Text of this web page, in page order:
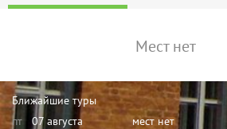
Мест нет
Ближайшие туры
пт
07 августа
мест нет